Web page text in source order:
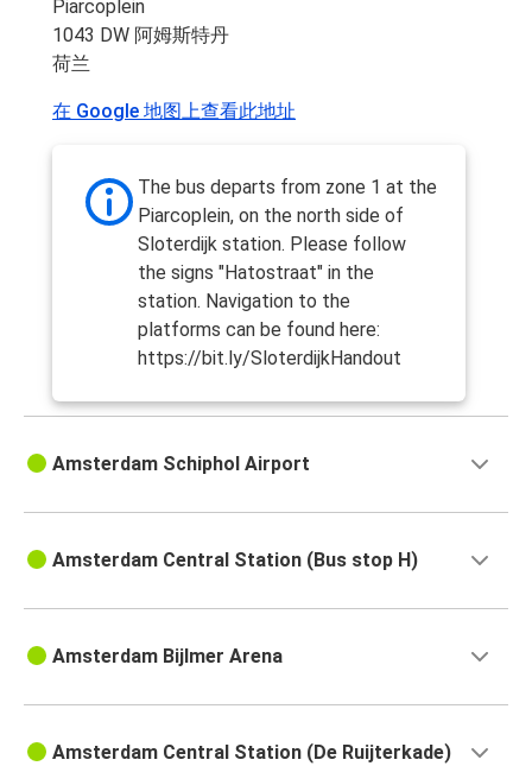
Piarcoplein
1043 DW 阿姆斯特丹
荷兰
在 Google 地图上查看此地址
The bus departs from zone 1 at the
Piarcoplein, on the north side of
Sloterdijk station. Please follow
the signs "Hatostraat" in the
station. Navigation to the
platforms can be found here:
https://bit.ly/SloterdijkHandout
Amsterdam Schiphol Airport
Amsterdam Central Station (Bus stop H)
Amsterdam Bijlmer Arena
Amsterdam Central Station (De Ruijterkade)